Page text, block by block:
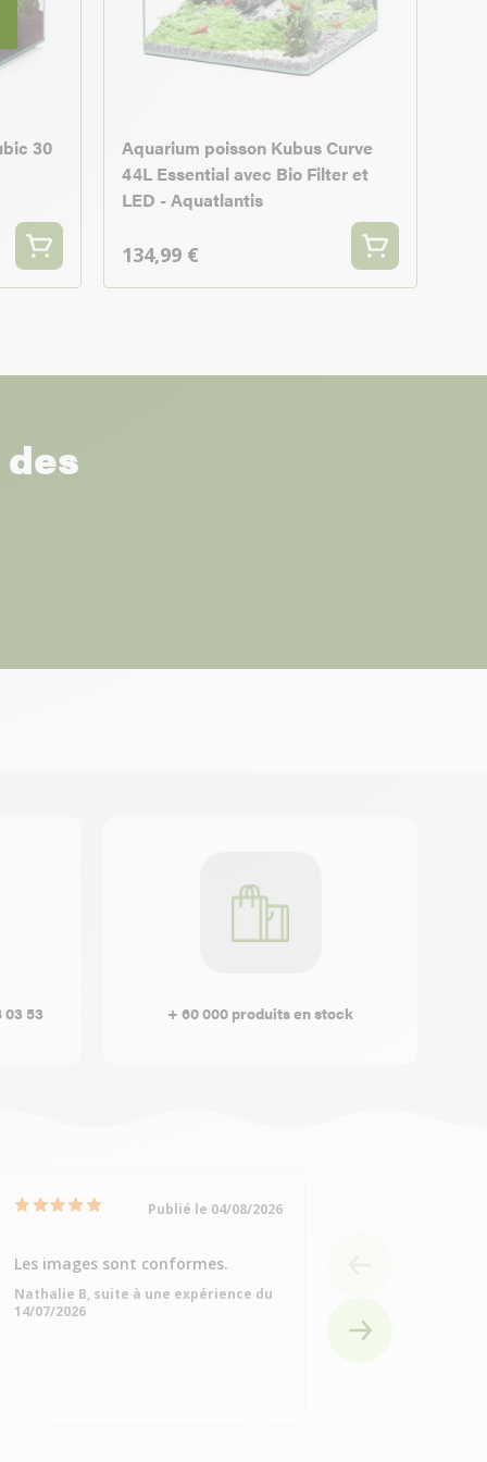
30
Aquarium poisson Kubus Curve
44L Essential avec Bio Filter et
LED - Aquatlantis
134,99 €
03 53 + 60 000 produits en stock
Publié le 04/08/2026
Les images sont conformes.
Nathalie B, suite à une expérience du
14/07/2026